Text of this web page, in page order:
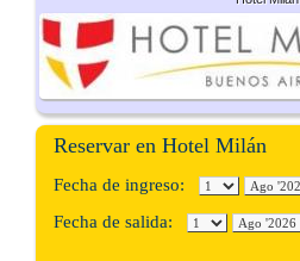
Reservar en Hotel Milán
Fecha de ingreso:
Fecha de salida: